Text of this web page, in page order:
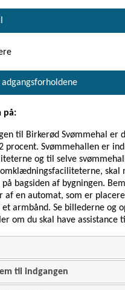
på:
til Birkerød Svømmehal
procent. Svømmehallen er
og til selve
bagsiden af bygningen.
af en automat, som er
armbånd. Se billederne og
om du skal have assistance
til indgangen